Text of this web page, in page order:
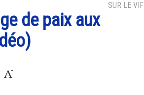
SUR LE VIF
de paix aux